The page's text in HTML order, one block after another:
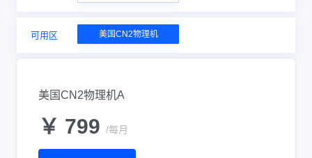
可用区 美国CN2物理机
美国CN2物理机A
￥ 799 /每月